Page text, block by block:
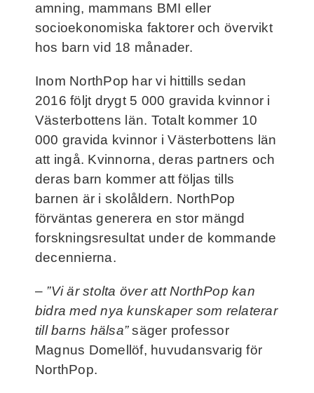
amning, mammans BMI eller
socioekonomiska faktorer och övervikt
hos barn vid 18 månader.
Inom NorthPop har vi hittills sedan
2016 följt drygt 5 000 gravida kvinnor i
Västerbottens län. Totalt kommer 10
000 gravida kvinnor i Västerbottens län
att ingå. Kvinnorna, deras partners och
deras barn kommer att följas tills
barnen är i skolåldern. NorthPop
förväntas generera en stor mängd
forskningsresultat under de kommande
decennierna.
– ”Vi är stolta över att NorthPop kan
bidra med nya kunskaper som relaterar
till barns hälsa”säger professor
Magnus Domellöf, huvudansvarig för
NorthPop.